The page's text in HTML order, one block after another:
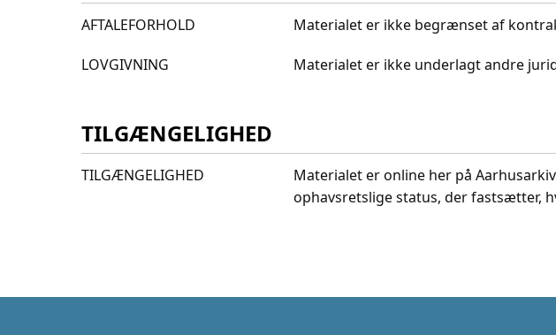
AFTALEFORHOLD Materialet er ikke begrænset af
LOVGIVNING Materialet er ikke underlagt andre
TILGÆNGELIGHED
TILGÆNGELIGHED
Materialet er online her på
ophavsretslige status, der fastsætter,